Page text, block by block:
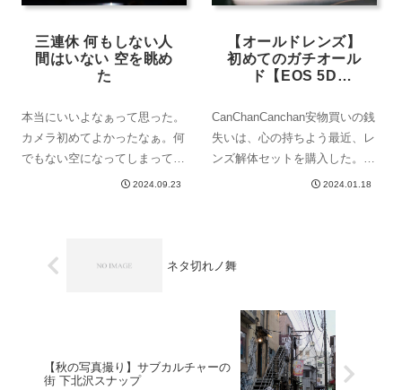
三連休 何もしない人
間はいない 空を眺め
た
本当にいいよなぁって思った。
カメラ初めてよかったなぁ。何
でもない空になってしまって、
忘れてしまう、何が良かったの
2024.09.23
【オールドレンズ】
初めてのガチオール
ド【EOS 5D
CanChanCanchan安物買いの銭
失いは、心の持ちよう最近、レ
ンズ解体セットを購入した。ふ
と、ひとけのない道路でカメラ
CanChanです。最近、奇妙な
2024.01.18
ネタ切れノ舞
【秋の写真撮り】サブカルチャーの
街 下北沢スナップ